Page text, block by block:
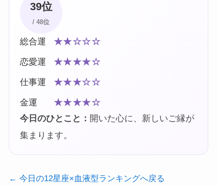
39位
/ 48位
総合運 ★★☆☆☆
恋愛運 ★★★★☆
仕事運 ★★★☆☆
金運
★★★★☆
今日のひとこと： 開いた心に、新しいご縁が
集まります。
← 今日の12星座×血液型ランキングへ戻る